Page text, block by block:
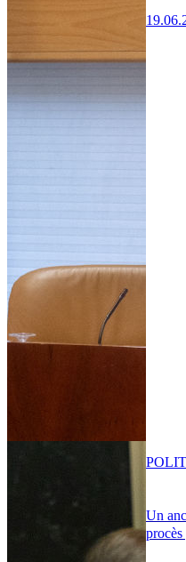
Un